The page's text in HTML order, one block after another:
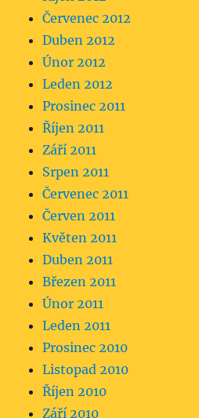
Červenec 2012
Duben 2012
Únor 2012
Leden 2012
Prosinec 2011
Říjen 2011
Září 2011
Srpen 2011
Červenec 2011
Červen 2011
Květen 2011
Duben 2011
Březen 2011
Únor 2011
Leden 2011
Prosinec 2010
Listopad 2010
Říjen 2010
Září 2010